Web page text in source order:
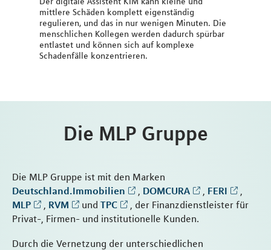
mittlere Schäden komplett eigenständig
regulieren, und das in nur wenigen Minuten. Die
menschlichen Kollegen werden dadurch spürbar
entlastet und können sich auf komplexe
Schadenfälle konzentrieren.
Die MLP Gruppe
Die MLP Gruppe ist mit den Marken
Deutschland.Immobilien
DOMCURA FERI
MLP
RVM und TPC
, der Finanzdienstleister für
Privat-, Firmen- und institutionelle Kunden.
Durch die Vernetzung der unterschiedlichen